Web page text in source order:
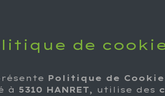
​de
Politique de
à 5310 HANRET, utilise des